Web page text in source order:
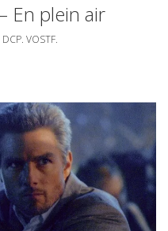
En plein air
DCP. VOSTF.